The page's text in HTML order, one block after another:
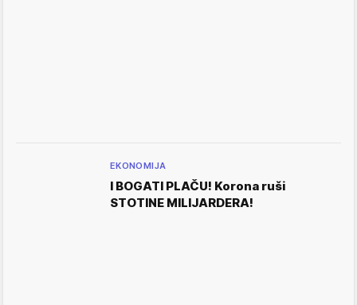
EKONOMIJA
I BOGATI PLAČU! Korona ruši
STOTINE MILIJARDERA!